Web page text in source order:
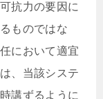
抗力の要因に
ものではな
において適宜
、当該システ
講ずるように